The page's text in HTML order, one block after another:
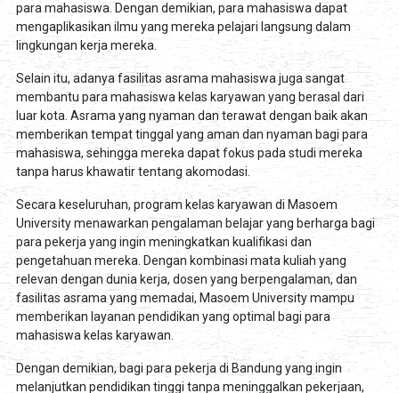
para mahasiswa. Dengan demikian, para mahasiswa dapat
mengaplikasikan ilmu yang mereka pelajari langsung dalam
lingkungan kerja mereka.
Selain itu, adanya fasilitas asrama mahasiswa juga sangat
membantu para mahasiswa kelas karyawan yang berasal dari
luar kota. Asrama yang nyaman dan terawat dengan baik akan
memberikan tempat tinggal yang aman dan nyaman bagi para
mahasiswa, sehingga mereka dapat fokus pada studi mereka
tanpa harus khawatir tentang akomodasi.
Secara keseluruhan, program kelas karyawan di Masoem
University menawarkan pengalaman belajar yang berharga bagi
para pekerja yang ingin meningkatkan kualifikasi dan
pengetahuan mereka. Dengan kombinasi mata kuliah yang
relevan dengan dunia kerja, dosen yang berpengalaman, dan
fasilitas asrama yang memadai, Masoem University mampu
memberikan layanan pendidikan yang optimal bagi para
mahasiswa kelas karyawan.
Dengan demikian, bagi para pekerja di Bandung yang ingin
melanjutkan pendidikan tinggi tanpa meninggalkan pekerjaan,